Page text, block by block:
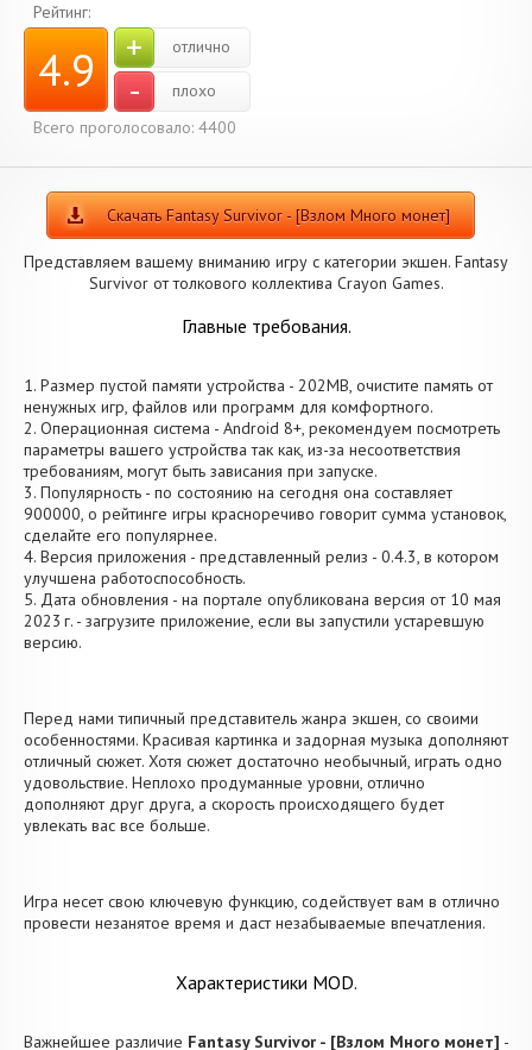
Рейтинг:
4.9 + отлично
-
плохо
Всего проголосовало: 4400
Скачать Fantasy Survivor - [Взлом Много монет]
Представляем вашему вниманию игру с категории экшен. Fantasy
Survivor от толкового коллектива Crayon Games.
Главные требования.
1. Размер пустой памяти устройства - 202MB, очистите память от
ненужных игр, файлов или программ для комфортного.
2. Операционная система - Android 8+, рекомендуем посмотреть
параметры вашего устройства так как, из-за несоответствия
требованиям, могут быть зависания при запуске.
3. Популярность - по состоянию на сегодня она составляет
900000, о рейтинге игры красноречиво говорит сумма установок,
сделайте его популярнее.
4. Версия приложения - представленный релиз - 0.4.3, в котором
улучшена работоспособность.
5. Дата обновления - на портале опубликована версия от 10 мая
2023 г. - загрузите приложение, если вы запустили устаревшую
версию.
Перед нами типичный представитель жанра экшен, со своими
особенностями. Красивая картинка и задорная музыка дополняют
отличный сюжет. Хотя сюжет достаточно необычный, играть одно
удовольствие. Неплохо продуманные уровни, отлично
дополняют друг друга, а скорость происходящего будет
увлекать вас все больше.
Игра несет свою ключевую функцию, содействует вам в отлично
провести незанятое время и даст незабываемые впечатления.
Характеристики MOD.
Важнейшее различие Fantasy Survivor - [Взлом Много монет] -